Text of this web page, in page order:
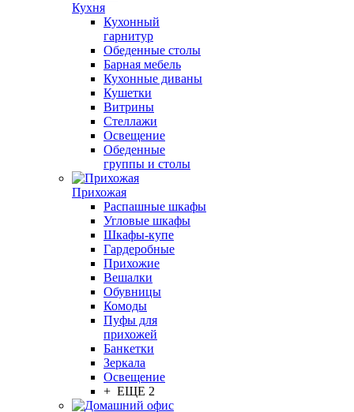
Кухня
Кухонный
гарнитур
Обеденные столы
Барная мебель
Кухонные диваны
Кушетки
Витрины
Стеллажи
Освещение
Обеденные
группы и столы
Прихожая
Распашные шкафы
Угловые шкафы
Шкафы-купе
Гардеробные
Прихожие
Вешалки
Обувницы
Комоды
Пуфы для
прихожей
Банкетки
Зеркала
Освещение
+ ЕЩЕ 2